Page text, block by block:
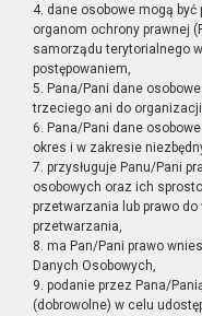
4. dane osobowe mogą
organom ochrony prawnej
samorządu terytorialnego
postępowaniem,
5. Pana/Pani dane
trzeciego ani do
6. Pana/Pani dane
okres i w zakresie
7. przysługuje Panu/Pani
osobowych oraz ich
przetwarzania lub prawo
przetwarzania,
8. ma Pan/Pani prawo
Danych Osobowych,
9. podanie przez Pana/
(dobrowolne) w celu